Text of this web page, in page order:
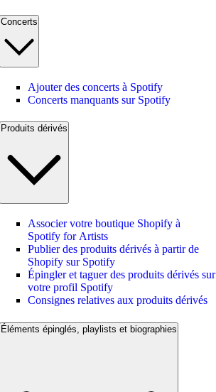
Concerts
Ajouter des concerts à Spotify
Concerts manquants sur Spotify
Produits dérivés
Associer votre boutique Shopify à
Spotify for Artists
Publier des produits dérivés à partir de
Shopify sur Spotify
Épingler et taguer des produits dérivés sur
votre profil Spotify
Consignes relatives aux produits dérivés
Éléments épinglés, playlists et biographies